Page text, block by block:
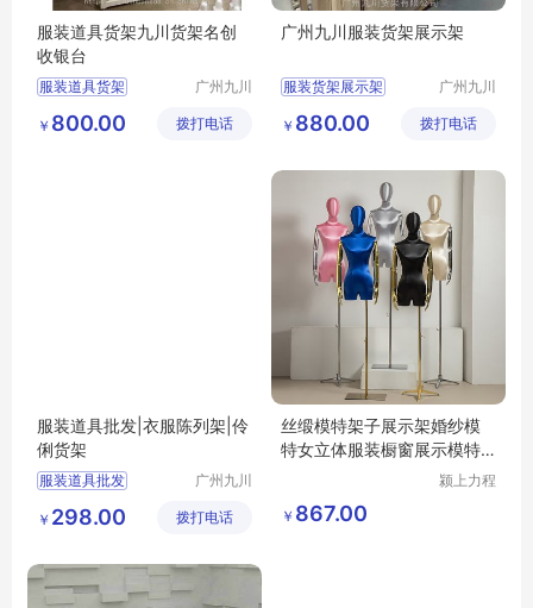
服装道具货架九川货架名创
收银台
服装道具货架
服装货架
广州九川
公司
￥ 800.00 拨打电话
广州九川服装货架展示架
服装货架展示架
服装展示架
广州九川
公司
￥ 880.00 拨打电话
服装道具批发|衣服陈列架|伶
俐货架
服装道具批发
伶俐货架哪里买
广州九川
公司
￥ 298.00 拨打电话
丝缎模特架子展示架婚纱模
特女立体服装橱窗展示模特
颍上力程
￥ 867.00